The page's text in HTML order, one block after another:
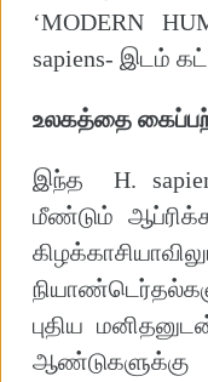
‘MODERN
sapiens- இடம்
உலகத்தை
இந்த H.
மீண்டும்
புதிய
ஆண்டுகளுக்கு